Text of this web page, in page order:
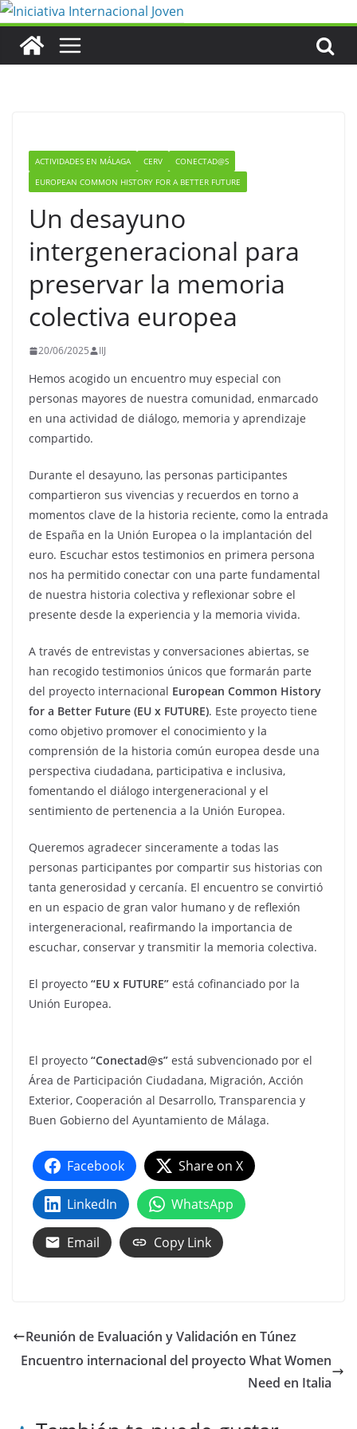
Saltar
contenido
ACTIVIDADES EN MÁLAGA CERV
CONECTAD@S
EUROPEAN COMMON HISTORY FOR A BETTER FUTURE
Un desayuno
intergeneracional para
preservar la memoria
colectiva europea
20/06/2025 IIJ
Hemos acogido un encuentro muy especial con
personas mayores de nuestra comunidad, enmarcado
en una actividad de diálogo, memoria y aprendizaje
compartido.
Durante el desayuno, las personas participantes
compartieron sus vivencias y recuerdos en torno a
momentos clave de la historia reciente, como la entrada
de España en la Unión Europea o la implantación del
euro. Escuchar estos testimonios en primera persona
nos ha permitido conectar con una parte fundamental
de nuestra historia colectiva y reflexionar sobre el
presente desde la experiencia y la memoria vivida.
A través de entrevistas y conversaciones abiertas, se
han recogido testimonios únicos que formarán parte
del proyecto internacional European Common History
for a Better Future (EU x FUTURE). Este proyecto tiene
como objetivo promover el conocimiento y la
comprensión de la historia común europea desde una
perspectiva ciudadana, participativa e inclusiva,
fomentando el diálogo intergeneracional y el
sentimiento de pertenencia a la Unión Europea.
Queremos agradecer sinceramente a todas las
personas participantes por compartir sus historias con
tanta generosidad y cercanía. El encuentro se convirtió
en un espacio de gran valor humano y de reflexión
intergeneracional, reafirmando la importancia de
escuchar, conservar y transmitir la memoria colectiva.
El proyecto “EU x FUTURE” está cofinanciado por la
Unión Europea.
El proyecto “Conectad@s” está subvencionado por el
Área de Participación Ciudadana, Migración, Acción
Exterior, Cooperación al Desarrollo, Transparencia y
Buen Gobierno del Ayuntamiento de Málaga.
Facebook Share on X
LinkedIn WhatsApp
Email Copy Link
Reunión de Evaluación y Validación en Túnez
Encuentro internacional del proyecto What Women
Need en Italia